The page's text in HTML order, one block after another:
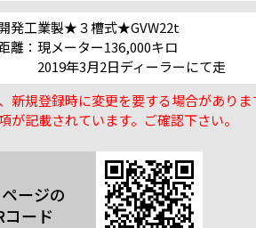
発工業製★３槽式★GVW22t
離：現メーター136,000キロ
年3月2日ディーラーにて走
キロ時メーター交換履歴有
明書有り）
新規登録時に変更を要する場合がありま
記載されています。ご確認下さい。
ージの
コード